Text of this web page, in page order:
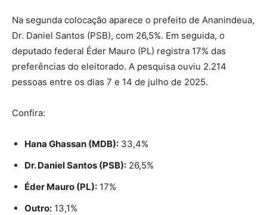
Na segunda colocação aparece o prefeito de Ananindeua,
Dr. Daniel Santos (PSB), com 26,5%. Em seguida, o
deputado federal Éder Mauro (PL) registra 17% das
preferências do eleitorado. A pesquisa ouviu 2.214
pessoas entre os dias 7 e 14 de julho de 2025.
Confira:
Hana Ghassan (MDB): 33,4%
Dr. Daniel Santos (PSB): 26,5%
Éder Mauro (PL): 17%
Outro: 13,1%